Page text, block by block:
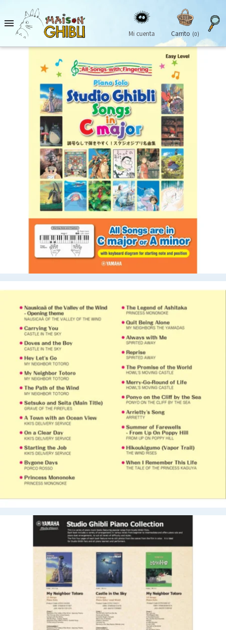

Mi cuenta Carrito (0)